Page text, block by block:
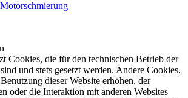
Cookies, die für den technischen Betrieb der
und stets gesetzt werden. Andere Cookies,
dieser Website erhöhen, der
oder die Interaktion mit anderen Websites